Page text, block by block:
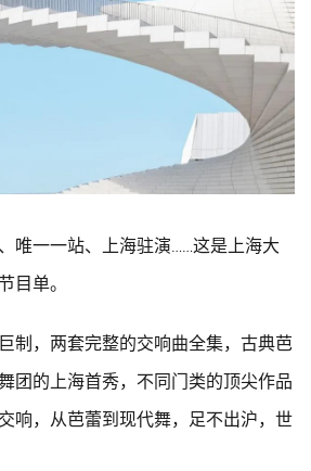
唯一一站、上海驻演……这是上海大
目单。
制，两套完整的交响曲全集，古典芭
团的上海首秀，不同门类的顶尖作品
响，从芭蕾到现代舞，足不出沪，世